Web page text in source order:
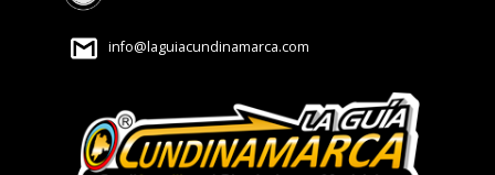
info@laguiacundinamarca.com